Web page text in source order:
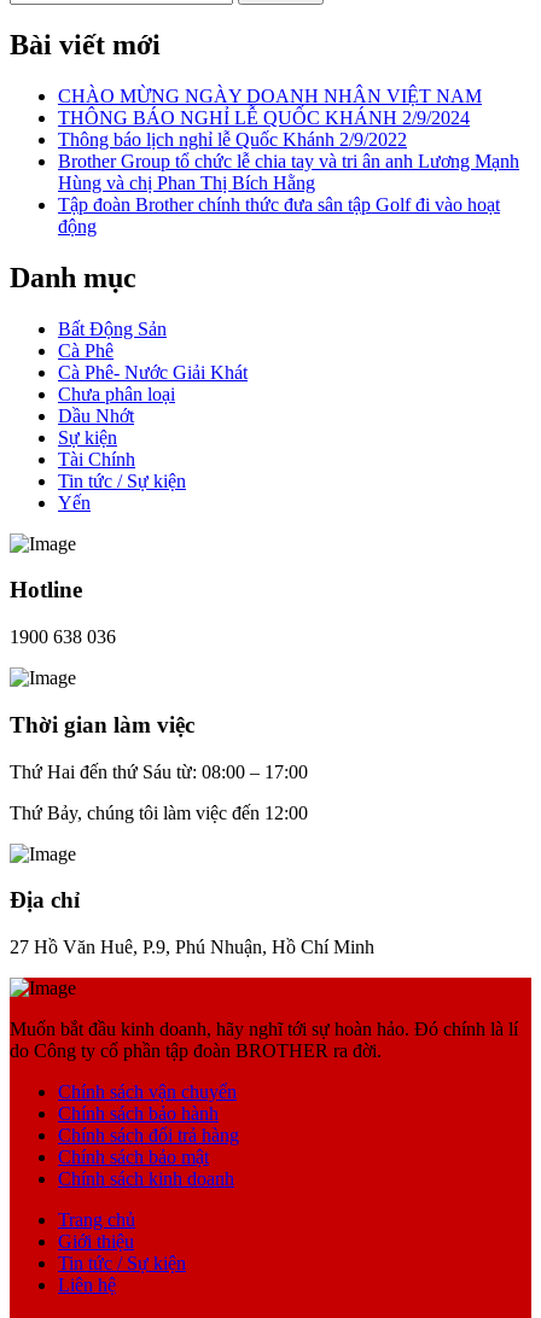
viết
kiếm
cho:
Bài viết mới
CHÀO MỪNG NGÀY DOANH NHÂN VIỆT NAM
THÔNG BÁO NGHỈ LỄ QUỐC KHÁNH 2/9/2024
Thông báo lịch nghỉ lễ Quốc Khánh 2/9/2022
Brother Group tổ chức lễ chia tay và tri ân anh Lương Mạnh
Hùng và chị Phan Thị Bích Hằng
Tập đoàn Brother chính thức đưa sân tập Golf đi vào hoạt
động
Danh mục
Bất Động Sản
Cà Phê
Cà Phê- Nước Giải Khát
Chưa phân loại
Dầu Nhớt
Sự kiện
Tài Chính
Tin tức / Sự kiện
Yến
Hotline
1900 638 036
Thời gian làm việc
Thứ Hai đến thứ Sáu từ: 08:00 – 17:00
Thứ Bảy, chúng tôi làm việc đến 12:00
Địa chỉ
27 Hồ Văn Huê, P.9, Phú Nhuận, Hồ Chí Minh
Muốn bắt đầu kinh doanh, hãy nghĩ tới sự hoàn hảo. Đó chính là lí
do Công ty cổ phần tập đoàn BROTHER ra đời.
Chính sách vận chuyển
Chính sách bảo hành
Chính sách đổi trả hàng
Chính sách bảo mật
Chính sách kinh doanh
Trang chủ
Giới thiệu
Tin tức / Sự kiện
Liên hệ